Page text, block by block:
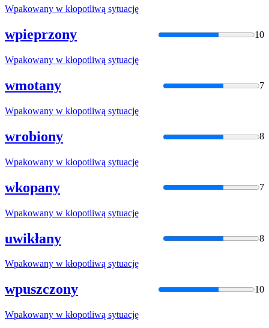
Wpakowany w kłopotliwą sytuację
wpieprzony 10
Wpakowany w kłopotliwą sytuację
wmotany 7
Wpakowany w kłopotliwą sytuację
wrobiony 8
Wpakowany w kłopotliwą sytuację
wkopany 7
Wpakowany w kłopotliwą sytuację
uwikłany 8
Wpakowany w kłopotliwą sytuację
wpuszczony 10
Wpakowany w kłopotliwą sytuację